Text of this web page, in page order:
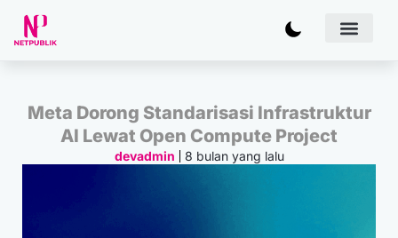
Meta Dorong Standarisasi Infrastruktur
AI Lewat Open Compute Project
devadmin 8 bulan yang lalu